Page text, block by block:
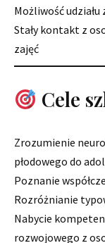
Możliwość
Stały kontakt z
zajęć
Cele
Zrozumienie
płodowego do
Poznanie
Rozróżnianie
Nabycie
rozwojowego z